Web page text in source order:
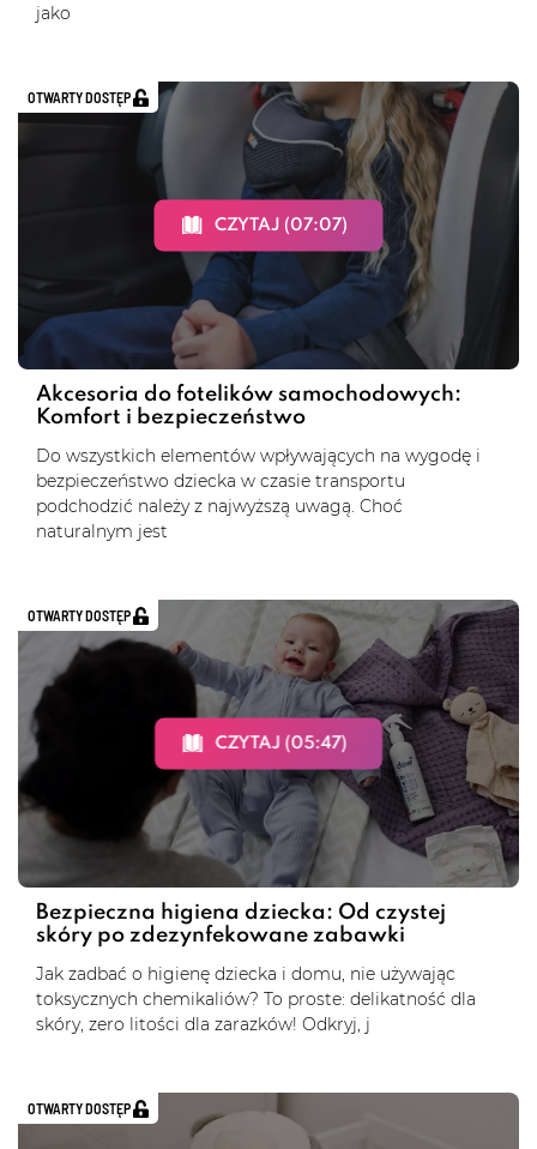
jako
OTWARTY DOSTĘP
CZYTAJ (07:07)
Akcesoria do fotelików samochodowych:
Komfort i bezpieczeństwo
Do wszystkich elementów wpływających na wygodę i
bezpieczeństwo dziecka w czasie transportu
podchodzić należy z najwyższą uwagą. Choć
naturalnym jest
OTWARTY DOSTĘP
CZYTAJ (05:47)
Bezpieczna higiena dziecka: Od czystej
skóry po zdezynfekowane zabawki
Jak zadbać o higienę dziecka i domu, nie używając
toksycznych chemikaliów? To proste: delikatność dla
skóry, zero litości dla zarazków! Odkryj, j
OTWARTY DOSTĘP